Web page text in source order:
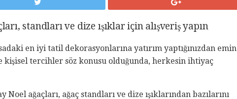
standları ve dize ışıklar için alışveriş yapın
en iyi tatil dekorasyonlarına yatırım yaptığınızdan emin
kişisel tercihler söz konusu olduğunda, herkesin ihtiyaç
ağaçları, ağaç standları ve dize ışıklarından bazılarını